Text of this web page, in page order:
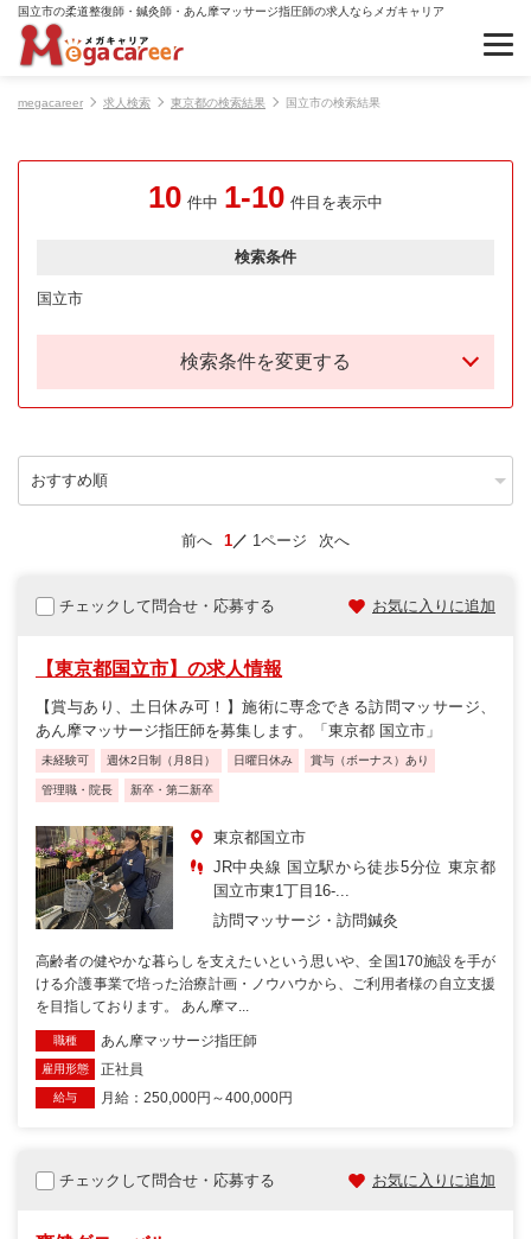
国立市の柔道整復師・鍼灸師・あん摩マッサージ指圧師の求人ならメガキャリア
megacareer 求人検索 東京都の検索結果 国立市の検索結果
10 件中 1-10 件目を表示中
検索条件
国立市
検索条件を変更する
前へ 1 1ページ 次へ
チェックして問合せ・応募する お気に入りに追加
【東京都国立市】の求人情報
【賞与あり、土日休み可！】施術に専念できる訪問マッサージ、
あん摩マッサージ指圧師を募集します。「東京都 国立市」
未経験可 週休2日制（月8日） 日曜日休み 賞与（ボーナス）あり
管理職・院長 新卒・第二新卒
東京都国立市
JR中央線 国立駅から徒歩5分位 東京都
国立市東1丁目16-...
訪問マッサージ・訪問鍼灸
高齢者の健やかな暮らしを支えたいという思いや、全国170施設を手が
ける介護事業で培った治療計画・ノウハウから、ご利用者様の自立支援
を目指しております。 あん摩マ...
職種 あん摩マッサージ指圧師
雇用形態 正社員
給与 月給：250,000円～400,000円
チェックして問合せ・応募する お気に入りに追加